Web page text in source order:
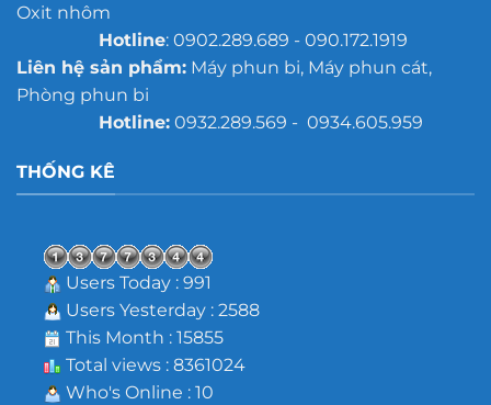
Oxit nhôm
Hotline: 0902.289.689 - 090.172.1919
Liên hệ sản phẩm:Máy phun bi, Máy phun cát,
Phòng phun bi
Hotline:0932.289.569 - 0934.605.959
THỐNG KÊ
Users Today : 991
Users Yesterday : 2588
This Month : 15855
Total views : 8361024
Who's Online : 10